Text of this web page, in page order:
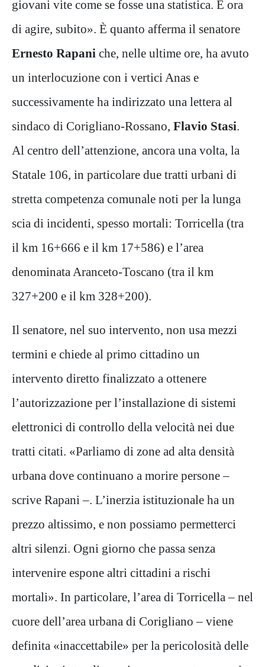
giovani vite come se fosse una statistica. È ora
di agire, subito». È quanto afferma il senatore
Ernesto Rapani che, nelle ultime ore, ha avuto
un interlocuzione con i vertici Anas e
successivamente ha indirizzato una lettera al
sindaco di Corigliano-Rossano, Flavio Stasi
Al centro dell’attenzione, ancora una volta, la
Statale 106, in particolare due tratti urbani di
stretta competenza comunale noti per la lunga
scia di incidenti, spesso mortali: Torricella (tra
il km 16+666 e il km 17+586) e l’area
denominata Aranceto-Toscano (tra il km
327+200 e il km 328+200).
Il senatore, nel suo intervento, non usa mezzi
termini e chiede al primo cittadino un
intervento diretto finalizzato a ottenere
l’autorizzazione per l’installazione di sistemi
elettronici di controllo della velocità nei due
tratti citati. «Parliamo di zone ad alta densità
urbana dove continuano a morire persone –
scrive Rapani –. L’inerzia istituzionale ha un
prezzo altissimo, e non possiamo permetterci
altri silenzi. Ogni giorno che passa senza
intervenire espone altri cittadini a rischi
mortali». In particolare, l’area di Torricella – nel
cuore dell’area urbana di Corigliano – viene
definita «inaccettabile» per la pericolosità delle